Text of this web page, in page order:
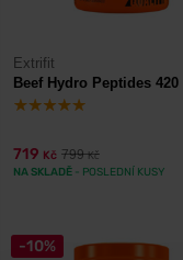
Extrifit
Beef Hydro Peptides
719 Kč 799Kč
NA SKLADĚ - POSLEDNÍ KUSY
-10%